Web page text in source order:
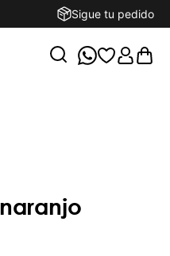
Sigue tu pedido